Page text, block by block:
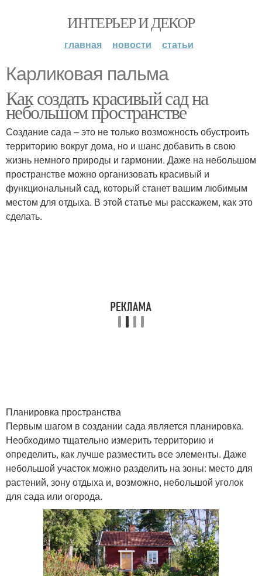
ИНТЕРЬЕР И ДЕКОР
главная новости статьи
Карликовая пальма
Как создать красивый сад на
небольшом пространстве
Создание сада – это не только возможность обустроить
территорию вокруг дома, но и шанс добавить в свою
жизнь немного природы и гармонии. Даже на небольшом
пространстве можно организовать красивый и
функциональный сад, который станет вашим любимым
местом для отдыха. В этой статье мы расскажем, как это
сделать.
Планировка пространства
Первым шагом в создании сада является планировка.
Необходимо тщательно измерить территорию и
определить, как лучше разместить все элементы. Даже
небольшой участок можно разделить на зоны: место для
растений, зону отдыха и, возможно, небольшой уголок
для сада или огорода.